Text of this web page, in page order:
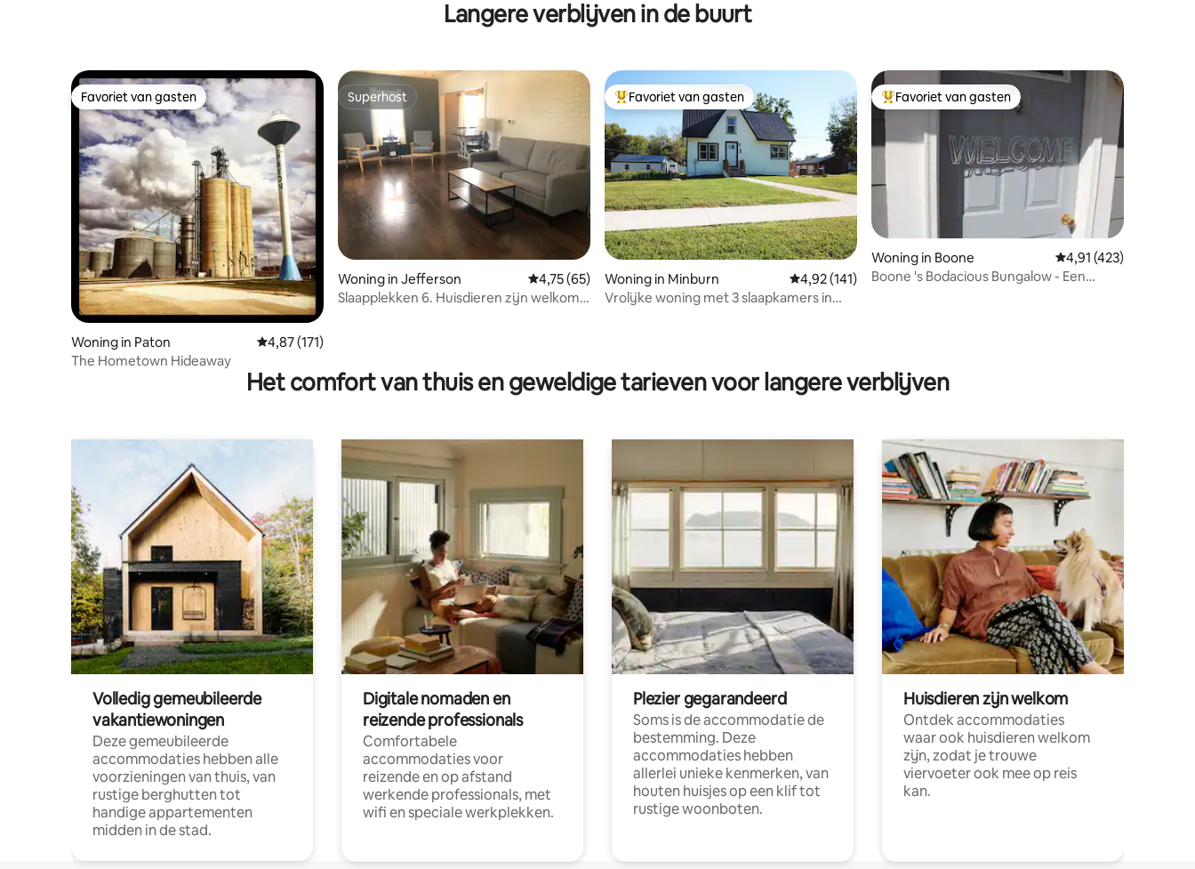
Langere verblijven in de buurt
Favoriet van gasten
Favoriet van gasten
Woning in Paton Gemiddelde beoordeling van 4,87 op 5, 171 recensies
4,87 (171)
The Hometown Hideaway
Superhost
Superhost
Woning in Jefferson Gemiddelde beoordeling van 4,75 op 5, 65 recensies
4,75 (65)
Slaapplekken 6. Huisdieren zijn welkom.
Topfavoriet van gasten
Favoriet van gasten
Woning in Minburn Gemiddelde beoordeling van 4,92 op 5, 141 recensies
4,92 (141)
Vrolijke woning met 3 slaapkamers in
Topfavoriet van gasten
Favoriet van gasten
Woning in Boone Gemiddelde
4,91 (423)
Boone 's Bodacious Bungalow - Een
Het comfort van thuis en geweldige tarieven voor langere verblijven
Volledig gemeubileerde
vakantiewoningen
Deze gemeubileerde
accommodaties hebben alle
voorzieningen van thuis, van
rustige berghutten tot
handige appartementen
midden in de stad.
Digitale nomaden en
reizende professionals
Comfortabele
accommodaties voor
reizende en op afstand
werkende professionals, met
wifi en speciale werkplekken.
Plezier gegarandeerd
Soms is de accommodatie de
bestemming. Deze
accommodaties hebben
allerlei unieke kenmerken, van
houten huisjes op een klif tot
rustige woonboten.
Huisdieren zijn welkom
Ontdek accommodaties
waar ook huisdieren welkom
zijn, zodat je trouwe
viervoeter ook mee op reis
kan.